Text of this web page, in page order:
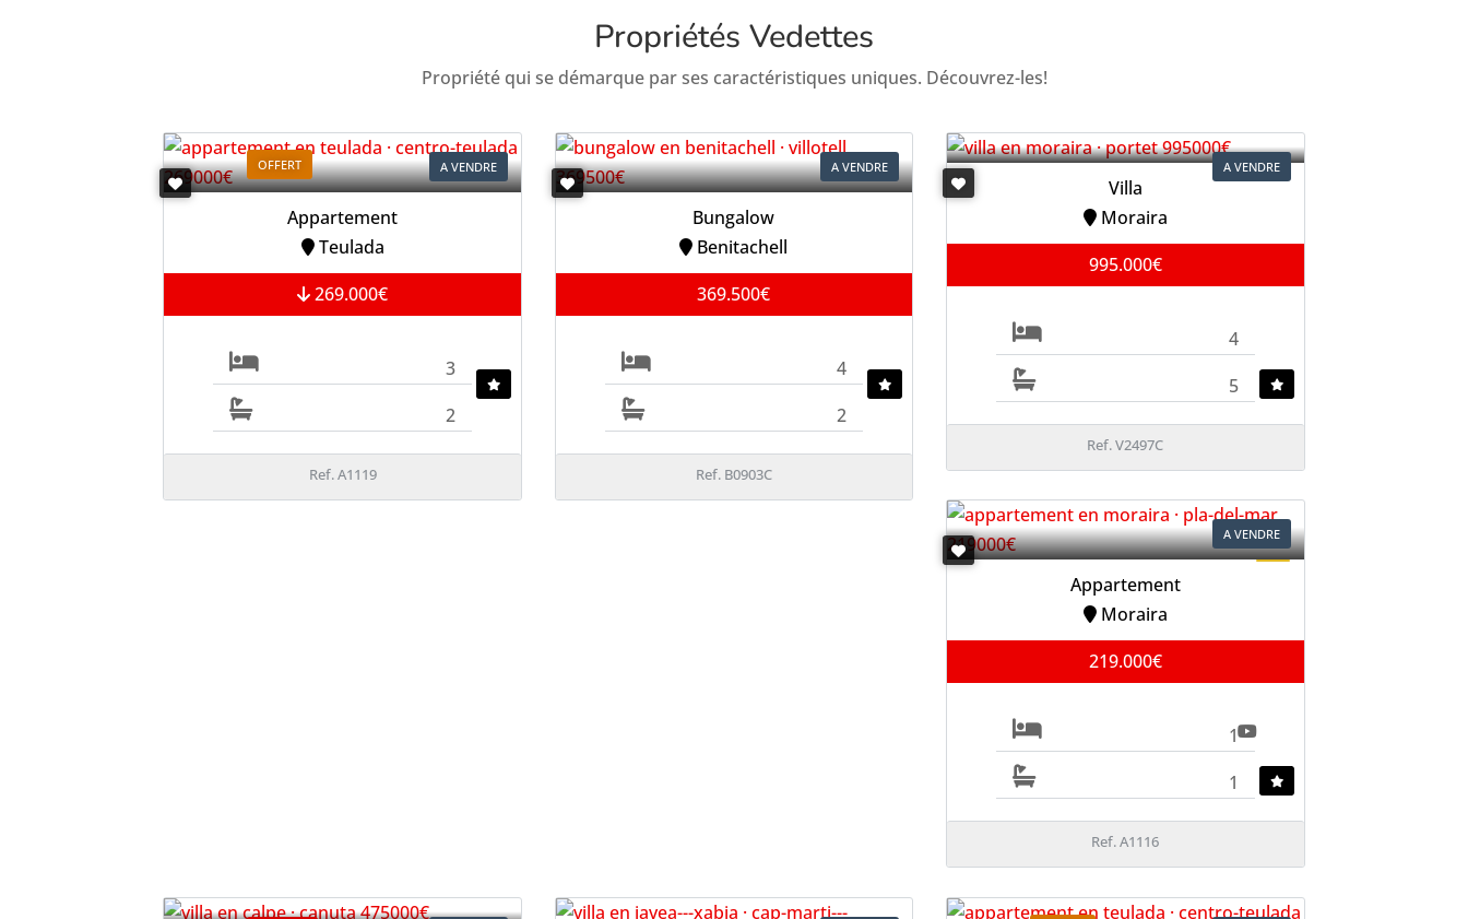
Propriétés Vedettes
Propriété qui se démarque par ses caractéristiques uniques. Découvrez-les!
OFFERT A VENDRE
Appartement
Teulada
269.000€
3
2
Ref. A1119
A VENDRE
Bungalow
Benitachell
369.500€
4
2
Ref. B0903C
A VENDRE
Villa
Moraira
995.000€
4
5
Ref. V2497C
A VENDRE
Appartement
Moraira
219.000€
1
1
Ref. A1116